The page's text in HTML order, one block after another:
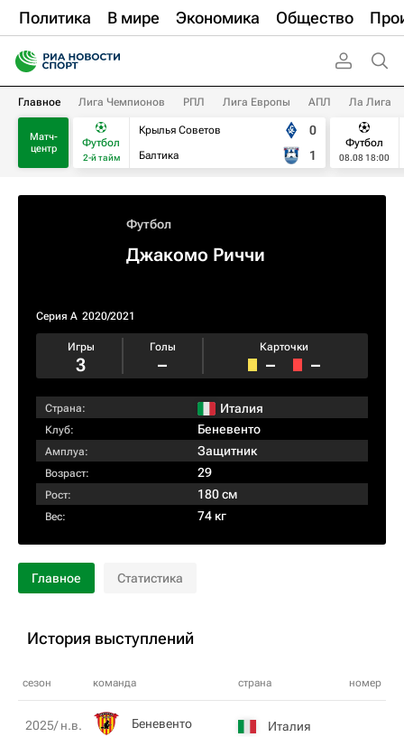
Политика В мире Экономика Общество
Главное Лига Чемпионов РПЛ Лига Европы АПЛ Ла Лига
Матч-
центр
Футбол
2-й тайм
Крылья Советов
Балтика
0
1
Футбол
08.08 18:00
Футбол
Джакомо Риччи
Серия А 2020/2021
Игры
3
Голы
–
Карточки
– –
Страна: Италия
Клуб: Беневенто
Амплуа: Защитник
Возраст: 29
Рост: 180 см
Вес: 74 кг
Главное Статистика
История выступлений
сезон команда страна номер
2025/ н.в. Беневенто Италия